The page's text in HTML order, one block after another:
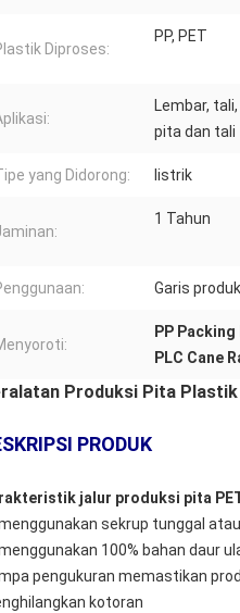
Diproses:
PP, PET
Lembar,
pita dan tali
yang Didorong: listrik
1 Tahun
Garis
PP
PLC Cane
Produksi Pita
PRODUK
jalur produksi pita
menggunakan sekrup tunggal
100% bahan daur
pengukuran memastikan
kotoran